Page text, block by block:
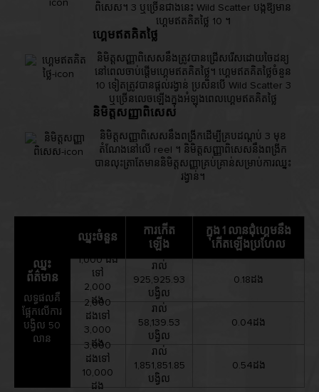
ពិសេស។ 3 ឬច្រើនជាងនេះ Wild Scatter បង្កឱ្យមាន
ហ្គេមឥតគិតថ្លៃ 10 ។
ហ្គេមឥតគិតថ្លៃ
និមិត្តសញ្ញាពិសេសនឹងត្រូវបានជ្រើសរើសដោយចៃដន្យ
នៅពេលចាប់ផ្តើមហ្គេមឥតគិតថ្លៃ។ ហ្គេមឥតគិតថ្លៃចំនួន
10 ទៀតត្រូវបានផ្តល់រង្វាន់ ប្រសិនបើ Wild Scatter 3
ឬច្រើនលេចឡើងក្នុងអំឡុងពេលហ្គេមឥតគិតថ្លៃ
និមិត្តសញ្ញាពិសេស
និមិត្តសញ្ញាពិសេសនឹងពង្រីកដើម្បីគ្របដណ្តប់ 3 មុខ
តំណែងនៅលើ reel ។ និមិត្តសញ្ញាពិសេសនឹងពង្រីក
បានលុះត្រាតែមាននិមិត្តសញ្ញាគ្រប់គ្រាន់សម្រាប់ការឈ្នះ
រង្វាន់។
ឈ្នះ
ព័ត៌មាន
លទ្ធផលគឺ
ផ្អែកលើការ
បង្វិល 50
លាន
ឈ្នះចំនួន
1,000 ដង
ទៅ
2,000
ដង
2,000
ដងទៅ
3,000
ដង
3,000
ដងទៅ
10,000
ដង
ការកើត
ឡើង
រាល់
925,925.93
បង្វិល
រាល់
58,139.53
បង្វិល
រាល់
1,851,851.85
បង្វិល
ក្នុង 1 លានជុំហ្គេមនឹង
កើតឡើងប្រហែល
0.18ដង
0.04ដង
0.54ដង